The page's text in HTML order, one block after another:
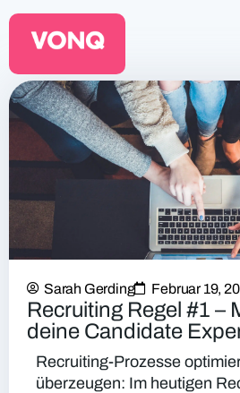
EQO Workflow
Für ATS/HCM
Sarah Gerding Februar 19,
Recruiting Regel #1 –
deine Candidate
Recruiting-Prozesse
überzeugen: Im heutigen